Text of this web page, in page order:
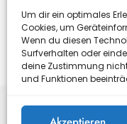
Um dir ein optimales
Cookies, um
Wenn du diesen
Surfverhalten oder
deine Zustimmung
und Funktionen